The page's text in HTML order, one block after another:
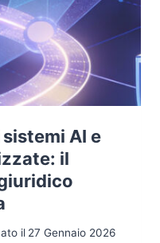
AI e
il
il 27 Gennaio 2026